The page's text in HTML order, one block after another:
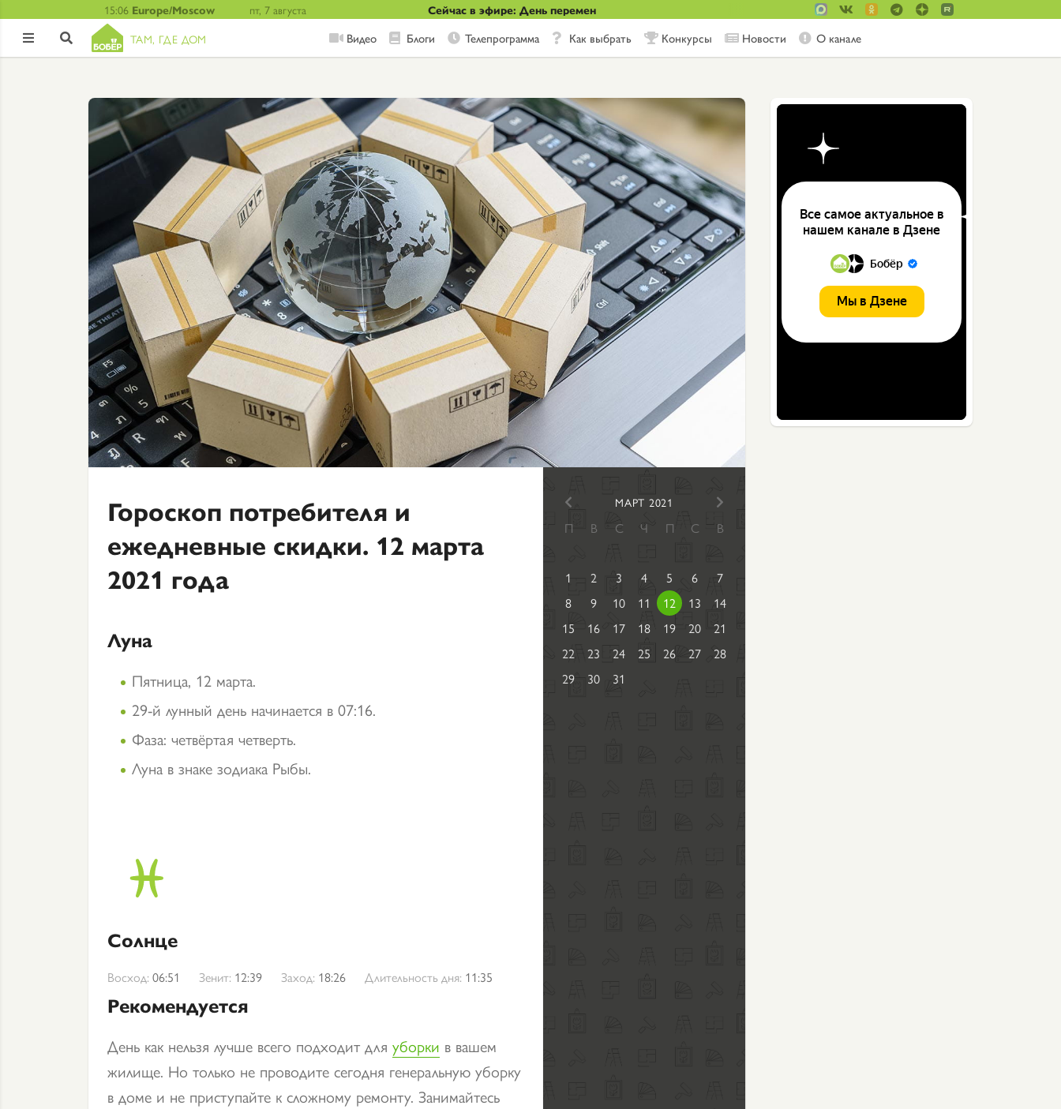
15:06 Europe/Moscow пт, 7 августа Сейчас в эфире: День перемен
  ТАМ, ГДЕ ДОМ Видео Блоги Телепрограмма Как выбрать Конкурсы Новости О канале
Гороскоп потребителя и
ежедневные скидки. 12 марта
2021 года
Луна
Пятница, 12 марта.
29-й лунный день начинается в 07:16.
Фаза: четвёртая четверть.
Луна в знаке зодиака Рыбы.
Солнце
Восход: 06:51 Зенит: 12:39 Заход: 18:26 Длительность дня: 11:35
Рекомендуется
День как нельзя лучше всего подходит для уборки в вашем
жилище. Но только не проводите сегодня генеральную уборку
в доме и не приступайте к сложному ремонту. Занимайтесь
МАРТ 2021
П В С Ч П С В
1 2 3 4 5 6
7
8
9 10 11 12 13
14
15
16 17 18 19 20
21
22
23 24 25 26 27
28
29
30 31